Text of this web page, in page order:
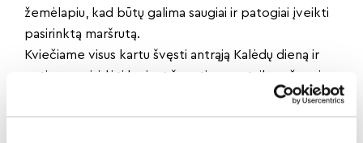
žemėlapiu, kad būtų galima saugiai ir patogiai įveikti
pasirinktą maršrutą.
Kviečiame visus kartu švęsti antrąją Kalėdų dieną ir
patiems prisidėti kuriant šventinę nuotaiką – žygyje
dalyvaukime pasipuošę šventiniais simboliais!
Kalėdinės kepuraitės, mirgančios girliandos ir kiti